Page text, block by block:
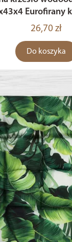
Eurofirany
26,70 zł
Do koszyka